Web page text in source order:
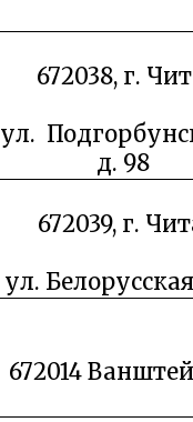
672038, г.
ул.
д. 98
672039, г.
ул.
672014